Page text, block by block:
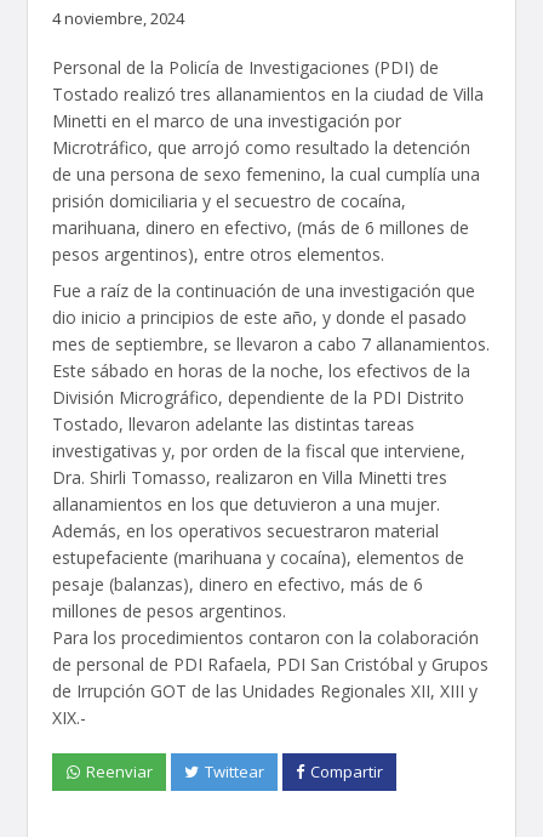
4 noviembre, 2024
Personal de la Policía de Investigaciones (PDI) de
Tostado realizó tres allanamientos en la ciudad de Villa
Minetti en el marco de una investigación por
Microtráfico, que arrojó como resultado la detención
de una persona de sexo femenino, la cual cumplía una
prisión domiciliaria y el secuestro de cocaína,
marihuana, dinero en efectivo, (más de 6 millones de
pesos argentinos), entre otros elementos.
Fue a raíz de la continuación de una investigación que
dio inicio a principios de este año, y donde el pasado
mes de septiembre, se llevaron a cabo 7 allanamientos.
Este sábado en horas de la noche, los efectivos de la
División Micrográfico, dependiente de la PDI Distrito
Tostado, llevaron adelante las distintas tareas
investigativas y, por orden de la fiscal que interviene,
Dra. Shirli Tomasso, realizaron en Villa Minetti tres
allanamientos en los que detuvieron a una mujer.
Además, en los operativos secuestraron material
estupefaciente (marihuana y cocaína), elementos de
pesaje (balanzas), dinero en efectivo, más de 6
millones de pesos argentinos.
Para los procedimientos contaron con la colaboración
de personal de PDI Rafaela, PDI San Cristóbal y Grupos
de Irrupción GOT de las Unidades Regionales XII, XIII y
XIX.-
Reenviar Twittear Compartir